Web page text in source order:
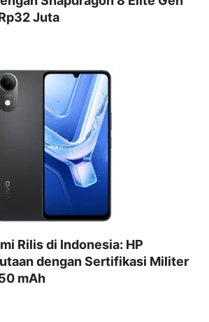
Juta
Rilis di Indonesia: HP
dengan Sertifikasi Militer
mAh